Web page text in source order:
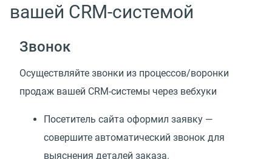
вашей CRM-системой
Звонок
Осуществляйте звонки из процессов/воронки
продаж вашей CRM-системы через вебхуки
Посетитель сайта оформил заявку —
совершите автоматический звонок для
выяснения деталей заказа.